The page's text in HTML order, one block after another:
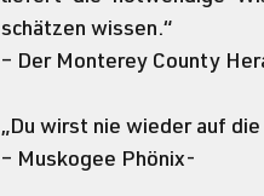
schätzen wissen.“
– Der Monterey County
„Du wirst nie wieder auf
– Muskogee Phönix-